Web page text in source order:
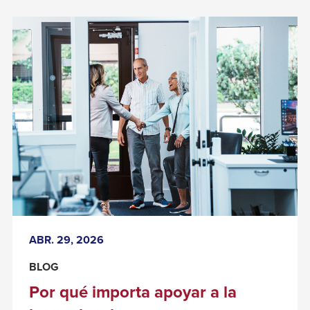
EVITAR
LA
RESACA
FINANCIERA
DE
AGOSTO
Background
Image:
Por
qué
importa
apoyar
a
banca
local
ABR. 29, 2026
BLOG
Por qué importa apoyar a la